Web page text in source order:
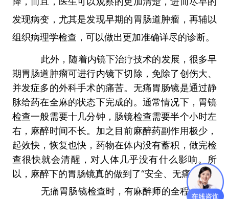
发现病变，尤其是发现早期的胃肠道肿瘤，再辅以
组织病理学检查，可以做出更加准确详尽的诊断。
此外，随着内镜下治疗技术的发展，很多早
期胃肠道肿瘤可进行内镜下切除，免除了创伤大、
并发症多的外科手术的痛苦。无痛胃肠镜是通过静
脉给药在全麻的状态下完成的。通常情况下，胃镜
检查一般需要十几分钟，肠镜检查需要半个小时左
右，麻醉时间不长。加之目前麻醉药副作用极少，
起效快，恢复也快，药物在体内没有蓄积，做完检
查很快就会清醒，对人体几乎没有什么影响。所
以，麻醉下的胃肠镜真的做到了“安全、无痛。
无痛胃肠镜检查时，有麻醉师的全程监测，